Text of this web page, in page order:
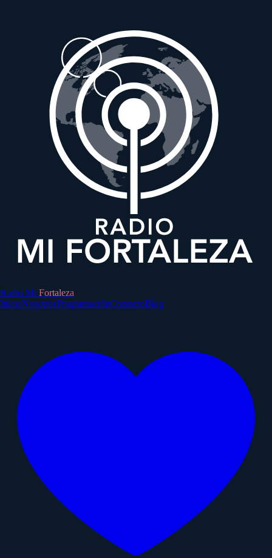
Radio Mi Fortaleza
InicioNosotrosProgramaciónContactoBlog